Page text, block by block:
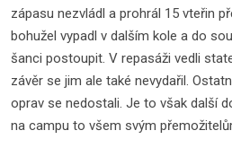
zápasu nezvládl a prohrál 15 vteřin
bohužel vypadl v dalším kole a do
šanci postoupit. V repasáži vedli
závěr se jim ale také nevydařil.
oprav se nedostali. Je to však další
na campu to všem svým